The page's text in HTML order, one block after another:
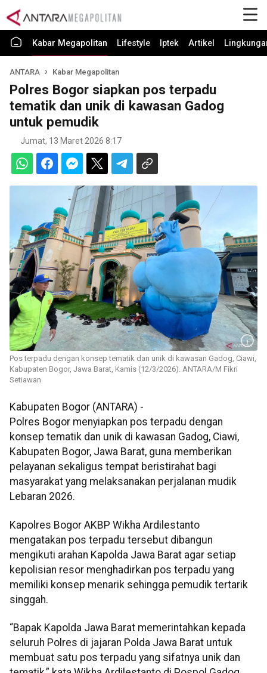
Kabar Megapolitan Lifestyle Iptek Artikel
ANTARA Kabar Megapolitan
Polres Bogor siapkan pos terpadu
tematik dan unik di kawasan Gadog
untuk pemudik
Jumat, 13 Maret 2026 8:17
Pos terpadu dengan konsep tematik dan unik di kawasan Gadog, Ciawi,
Kabupaten Bogor, Jawa Barat, Kamis (12/3/2026). ANTARA/M Fikri
Setiawan
Kabupaten Bogor (ANTARA) -
Polres Bogor menyiapkan pos terpadu dengan
konsep tematik dan unik di kawasan Gadog, Ciawi,
Kabupaten Bogor, Jawa Barat, guna memberikan
pelayanan sekaligus tempat beristirahat bagi
masyarakat yang melaksanakan perjalanan mudik
Lebaran 2026.
Kapolres Bogor AKBP Wikha Ardilestanto
mengatakan pos terpadu tersebut dibangun
mengikuti arahan Kapolda Jawa Barat agar setiap
kepolisian resor menghadirkan pos terpadu yang
memiliki konsep menarik sehingga pemudik tertarik
singgah.
“Bapak Kapolda Jawa Barat memerintahkan kepada
seluruh Polres di jajaran Polda Jawa Barat untuk
membuat satu pos terpadu yang sifatnya unik dan